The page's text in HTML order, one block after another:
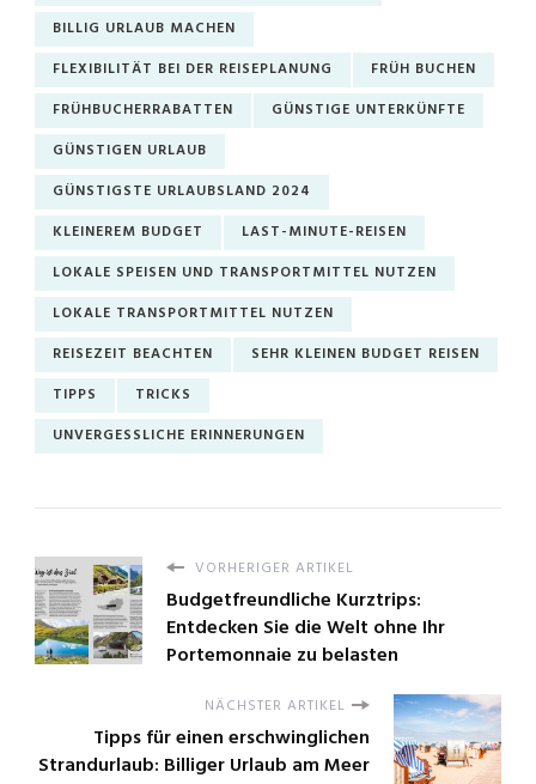
BILLIG URLAUB MACHEN
FLEXIBILITÄT BEI DER REISEPLANUNG
FRÜH BUCHEN
FRÜHBUCHERRABATTEN
GÜNSTIGE UNTERKÜNFTE
GÜNSTIGEN URLAUB
GÜNSTIGSTE URLAUBSLAND 2024
KLEINEREM BUDGET
LAST-MINUTE-REISEN
LOKALE SPEISEN UND TRANSPORTMITTEL NUTZEN
LOKALE TRANSPORTMITTEL NUTZEN
REISEZEIT BEACHTEN
SEHR KLEINEN BUDGET REISEN
TIPPS
TRICKS
UNVERGESSLICHE ERINNERUNGEN
VORHERIGER ARTIKEL
Budgetfreundliche Kurztrips:
Entdecken Sie die Welt ohne Ihr
Portemonnaie zu belasten
NÄCHSTER ARTIKEL
Tipps für einen erschwinglichen
Strandurlaub: Billiger Urlaub am Meer